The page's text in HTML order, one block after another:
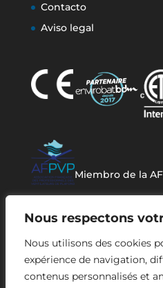
Nous respectons
Nous utilisons des cookies
expérience de navigation,
contenus personnalisés et
Contacto
Aviso legal
Miembro de la